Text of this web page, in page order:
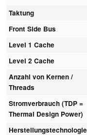
Taktung
Front Side Bus
Level 1 Cache
Level 2 Cache
Anzahl von Kernen /
Threads
Stromverbrauch (TDP =
Thermal Design Power)
Herstellungstechnologie